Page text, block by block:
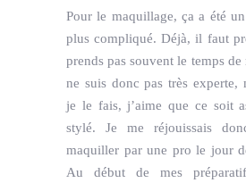
Pour le maquillage, ça a été
plus compliqué. Déjà, il faut
prends pas souvent le temps
ne suis donc pas très experte,
je le fais, j’aime que ce soit
stylé. Je me réjouissais
maquiller par une pro le jour
Au début de mes